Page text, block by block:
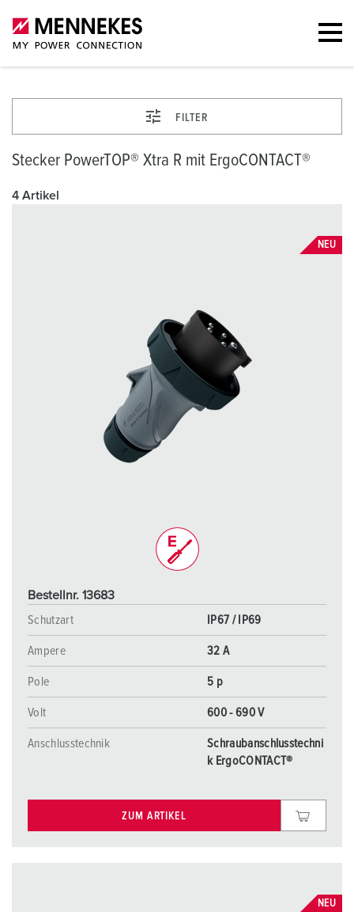
FILTER
Stecker PowerTOP® Xtra R mit ErgoCONTACT®
4 Artikel
NEU
Bestellnr. 13683
Schutzart
IP67 / IP69
Ampere 32 A
Pole 5 p
Volt 600 - 690 V
Anschlusstechnik
Schraubanschlusstechni
k ErgoCONTACT®
ZUM ARTIKEL
NEU